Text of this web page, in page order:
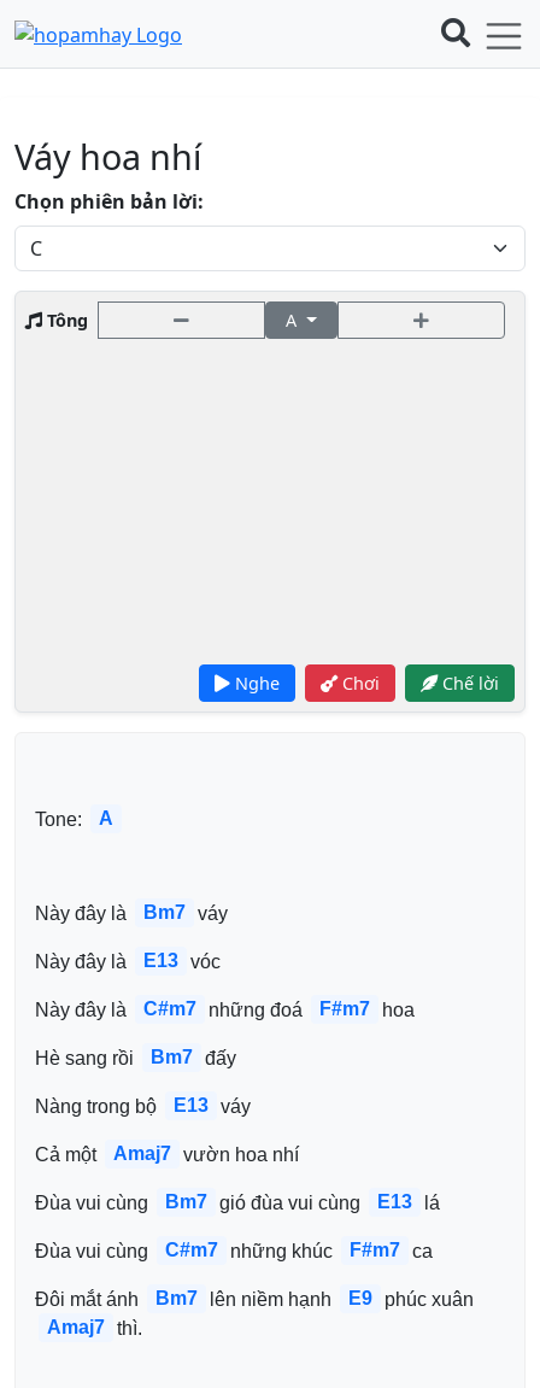
Váy hoa nhí
Chọn phiên bản lời:
Tông A
Nghe Chơi Chế lời
Tone: A
Này đây là Bm7 váy
Này đây là E13 vóc
Này đây là C#m7 những đoá F#m7 hoa
Hè sang rồi Bm7 đấy
Nàng trong bộ E13 váy
Cả một Amaj7 vườn hoa nhí
Đùa vui cùng Bm7 gió đùa vui cùng E13 lá
Đùa vui cùng C#m7 những khúc F#m7 ca
Đôi mắt ánh Bm7 lên niềm hạnh E9
phúc xuân
Amaj7 thì.